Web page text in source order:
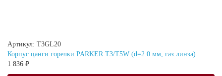
Артикул: T3GL20
Корпус цанги горелки PARKER T3/T5W (d=2.0 мм, газ.линза)
1 836 ₽